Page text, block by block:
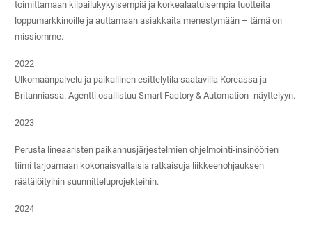
toimittamaan kilpailukykyisempiä ja korkealaatuisempia tuotteita
loppumarkkinoille ja auttamaan asiakkaita menestymään – tämä on
missiomme.
2022
Ulkomaanpalvelu ja paikallinen esittelytila ​​saatavilla Koreassa ja
Britanniassa. Agentti osallistuu Smart Factory & Automation -näyttelyyn.
2023
Perusta lineaaristen paikannusjärjestelmien ohjelmointi-insinöörien
tiimi tarjoamaan kokonaisvaltaisia ​​ratkaisuja liikkeenohjauksen
räätälöityihin suunnitteluprojekteihin.
2024